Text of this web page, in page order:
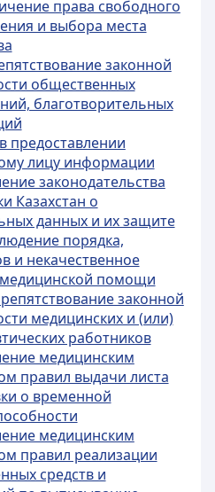
права свободного
и выбора места
законной
общественных
благотворительных
предоставлении
лицу информации
законодательства
Казахстан о
данных и их защите
порядка,
и некачественное
помощи
законной
медицинских и (или)
работников
медицинским
правил выдачи листа
о временной
медицинским
правил реализации
средств и